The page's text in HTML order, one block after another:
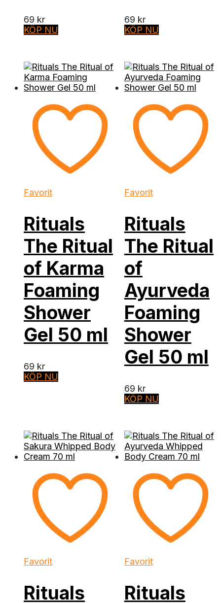
69 kr
KÖP NU
69 kr
KÖP NU
Favorit
Rituals
The Ritual
of Karma
Foaming
Shower
Gel 50 ml
69 kr
KÖP NU
Favorit
Rituals
The Ritual
of
Ayurveda
Foaming
Shower
Gel 50 ml
69 kr
KÖP NU
Favorit
Rituals
Favorit
Rituals